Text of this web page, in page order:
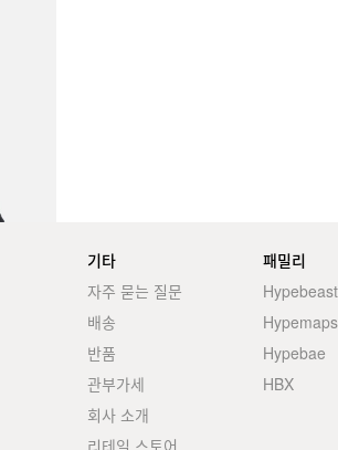
기타
자주 묻는 질문
배송
반품
관부가세
회사 소개
리테일 스토어
패밀리
Hypebeast
Hypemaps
Hypebae
HBX